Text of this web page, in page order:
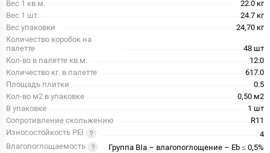
Вес 1 кв.м.
22.0 кг
Вес 1 шт.
24.7 кг
Вес упаковки
24,70 кг
Количество коробок на
палетте
48 шт
Кол-во в палетте кв.м.
12.0
Количество кг. в палетте
617.0
Площадь плитки
0.5
Кол-во м2 в упаковке
0,50 м2
В упаковке
1 шт
Сопротивление скольжению
R11
Износостойкость PEI
4
Влагопоглощаемость
Группа BIa – влагопоглощение – Eb ≤ 0,5%